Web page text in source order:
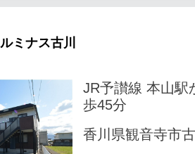
ルミナス古川
JR予讃線 本山駅
歩45分
香川県観音寺市